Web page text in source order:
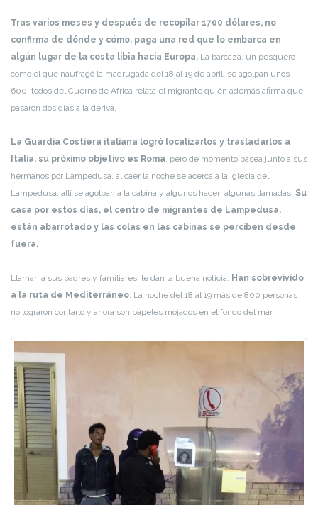
Tras varios meses y después de recopilar 1700 dólares, no
confirma de dónde y cómo, paga una red que lo embarca en
algún lugar de la costa libia hacia Europa. La barcaza, un pesquero
como el que naufragó la madrugada del 18 al 19 de abril, se agolpan unos
600, todos del Cuerno de África relata el migrante quién además afirma que
pasaron dos días a la deriva.
La Guardia Costiera italiana logró localizarlos y trasladarlos a
Italia, su próximo objetivo es Roma, pero de momento pasea junto a sus
hermanos por Lampedusa, al caer la noche se acerca a la iglesia del
Lampedusa, allí se agolpan a la cabina y algunos hacen algunas llamadas. Su
casa por estos días, el centro de migrantes de Lampedusa,
están abarrotado y las colas en las cabinas se perciben desde
fuera.
Llaman a sus padres y familiares, le dan la buena noticia. Han sobrevivido
a la ruta de Mediterráneo. La noche del 18 al 19 más de 800 personas
no lograron contarlo y ahora son papeles mojados en el fondo del mar.